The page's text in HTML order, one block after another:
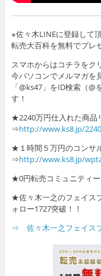
※佐々木LINEに登録して
転売大百科を無料でプレ
スマホからはコチラをク
今パソコンでメルマガを
「@ks47」をID検索（
す！
★2240万円仕入れた商品
⇒http://www.ks8.jp/
★１時間５万円のコンサ
⇒http://www.ks8.jp/
★0円転売コミュニティ
★佐々木一之のフェイス
ォロー1727突破！！
⇒ 佐々木一之フェイス